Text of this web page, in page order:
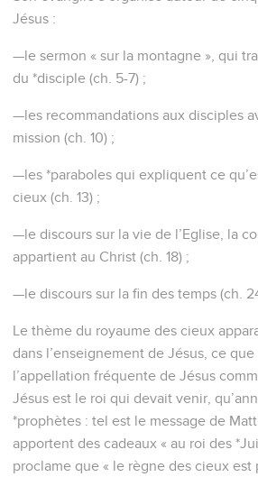
Jésus :
—le sermon « sur la montagne », qui
du *disciple (ch. 5-7) ;
—les recommandations aux disciples
mission (ch. 10) ;
—les *paraboles qui expliquent ce
cieux (ch. 13) ;
—le discours sur la vie de l’Eglise, la
appartient au Christ (ch. 18) ;
—le discours sur la fin des temps (ch.
Le thème du royaume des cieux
dans l’enseignement de Jésus, ce
l’appellation fréquente de Jésus
Jésus est le roi qui devait venir,
*prophètes : tel est le message de
apportent des cadeaux « au roi des
proclame que « le règne des cieux est